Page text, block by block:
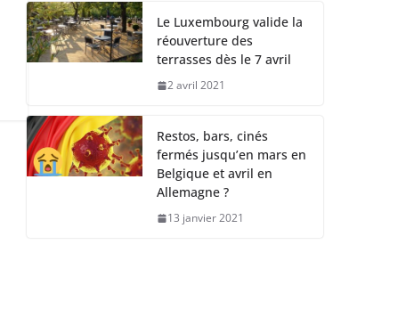
Le Luxembourg valide la
réouverture des
terrasses dès le 7 avril
2 avril 2021
Restos, bars, cinés
fermés jusqu’en mars en
Belgique et avril en
Allemagne ?
13 janvier 2021